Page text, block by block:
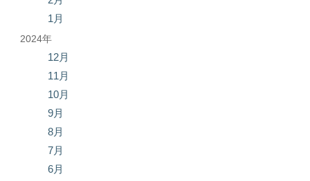
1月
2024年
12月
11月
10月
9月
8月
7月
6月